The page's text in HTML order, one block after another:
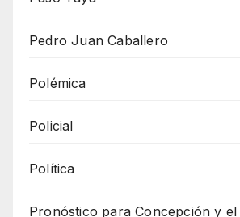
Pedro Juan Caballero
Polémica
Policial
Política
Pronóstico para Concepción y el